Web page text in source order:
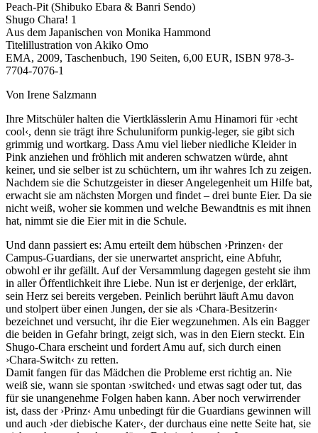
Peach-Pit (Shibuko Ebara & Banri Sendo)
Shugo Chara! 1
Aus dem Japanischen von Monika Hammond
Titelillustration von Akiko Omo
EMA, 2009, Taschenbuch, 190 Seiten, 6,00 EUR, ISBN 978-3-
7704-7076-1
Von Irene Salzmann
Ihre Mitschüler halten die Viertklässlerin Amu Hinamori für ›echt
cool‹, denn sie trägt ihre Schuluniform punkig-leger, sie gibt sich
grimmig und wortkarg. Dass Amu viel lieber niedliche Kleider in
Pink anziehen und fröhlich mit anderen schwatzen würde, ahnt
keiner, und sie selber ist zu schüchtern, um ihr wahres Ich zu zeigen.
Nachdem sie die Schutzgeister in dieser Angelegenheit um Hilfe bat,
erwacht sie am nächsten Morgen und findet – drei bunte Eier. Da sie
nicht weiß, woher sie kommen und welche Bewandtnis es mit ihnen
hat, nimmt sie die Eier mit in die Schule.
Und dann passiert es: Amu erteilt dem hübschen ›Prinzen‹ der
Campus-Guardians, der sie unerwartet anspricht, eine Abfuhr,
obwohl er ihr gefällt. Auf der Versammlung dagegen gesteht sie ihm
in aller Öffentlichkeit ihre Liebe. Nun ist er derjenige, der erklärt,
sein Herz sei bereits vergeben. Peinlich berührt läuft Amu davon
und stolpert über einen Jungen, der sie als ›Chara-Besitzerin‹
bezeichnet und versucht, ihr die Eier wegzunehmen. Als ein Bagger
die beiden in Gefahr bringt, zeigt sich, was in den Eiern steckt. Ein
Shugo-Chara erscheint und fordert Amu auf, sich durch einen
›Chara-Switch‹ zu retten.
Damit fangen für das Mädchen die Probleme erst richtig an. Nie
weiß sie, wann sie spontan ›switched‹ und etwas sagt oder tut, das
für sie unangenehme Folgen haben kann. Aber noch verwirrender
ist, dass der ›Prinz‹ Amu unbedingt für die Guardians gewinnen will
und auch ›der diebische Kater‹, der durchaus eine nette Seite hat, sie